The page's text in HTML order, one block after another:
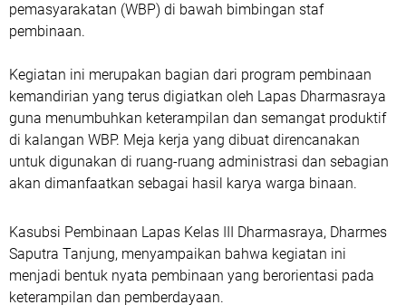
pemasyarakatan (WBP) di bawah bimbingan staf
pembinaan.
Kegiatan ini merupakan bagian dari program pembinaan
kemandirian yang terus digiatkan oleh Lapas Dharmasraya
guna menumbuhkan keterampilan dan semangat produktif
di kalangan WBP. Meja kerja yang dibuat direncanakan
untuk digunakan di ruang-ruang administrasi dan sebagian
akan dimanfaatkan sebagai hasil karya warga binaan.
Kasubsi Pembinaan Lapas Kelas III Dharmasraya, Dharmes
Saputra Tanjung, menyampaikan bahwa kegiatan ini
menjadi bentuk nyata pembinaan yang berorientasi pada
keterampilan dan pemberdayaan.